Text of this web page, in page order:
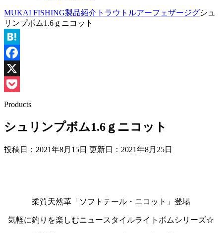
MUKAI FISHING製品紹介 トラウトルアーフェザージグシュ
リンプボム1.6ｇニコット
Hatena
Facebook
X
Pocket
Products
シュリンプボム1.6ｇニコット
投稿日：2021年8月15日 更新日： 2021年8月25日
柔質天然革「ソフトテール・ニコット」登場
気軽に釣りを楽しむニュースタイルライトボムシリーズ☆